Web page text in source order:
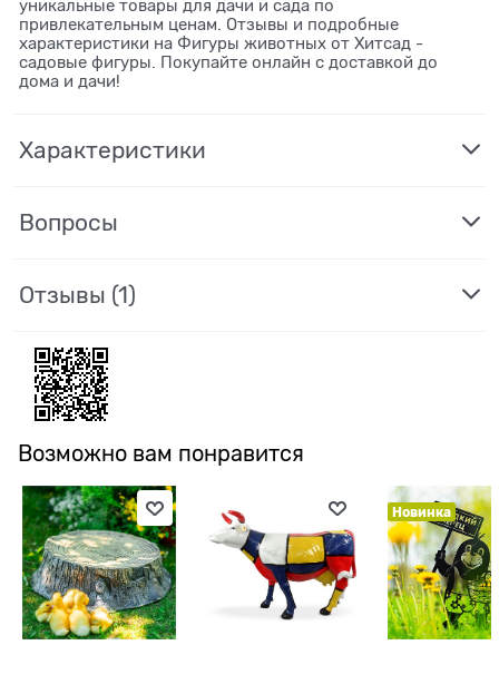
уникальные товары для дачи и сада по
привлекательным ценам. Отзывы и подробные
характеристики на Фигуры животных от Хитсад -
садовые фигуры. Покупайте онлайн с доставкой до
дома и дачи!
Характеристики
Вопросы
Отзывы (1)
Возможно вам понравится
Новинка